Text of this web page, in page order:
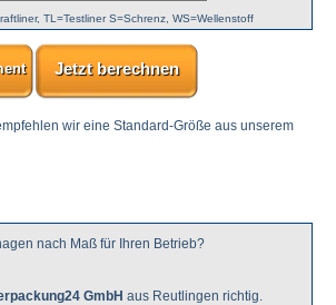
TL=Testliner S=Schrenz, WS=Wellenstoff
Jetzt berechnen
wir eine Standard-Größe aus unserem
nach Maß für Ihren Betrieb?
GmbH aus Reutlingen richtig.